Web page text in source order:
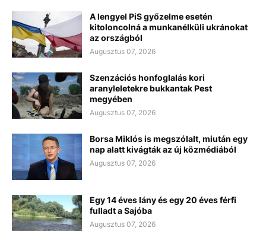
A lengyel PiS győzelme esetén
kitoloncolná a munkanélküli ukránokat
az országból
Augusztus 07, 2026
Szenzációs honfoglalás kori
aranyleletekre bukkantak Pest
megyében
Augusztus 07, 2026
Borsa Miklós is megszólalt, miután egy
nap alatt kivágták az új közmédiából
Augusztus 07, 2026
Egy 14 éves lány és egy 20 éves férfi
fulladt a Sajóba
Augusztus 07, 2026